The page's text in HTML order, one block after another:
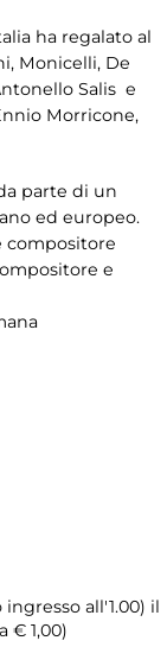
ha regalato al
Monicelli, De
Salis e
Morricone,
parte di un
ed europeo.
compositore
e
all'1.00) il
€ 1,00)